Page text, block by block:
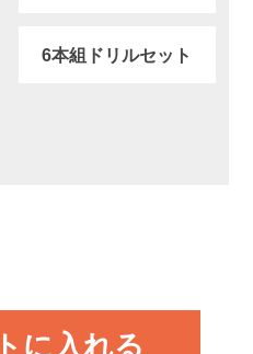
6本組ドリルセット